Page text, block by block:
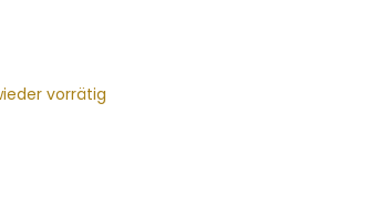
vorrätig